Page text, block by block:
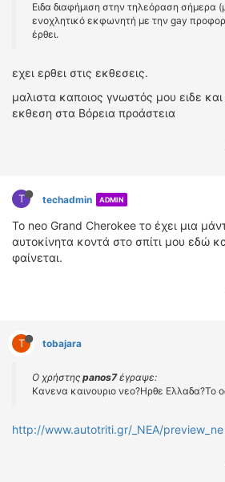
Eιδα διαφήμιση στην τηλεόραση σήμερα
ενοχλητικό εκφωνητή με την gay
έρθει.
εχει ερθει στις εκθεσεις.
μαλιστα καποιος γνωστός μου ειδε
εκθεση στα Βόρεια προάστεια
T techadmin ADMIN
To neo Grand Cherokee το έχει μια
αυτοκίνητα κοντά στο σπίτι μου εδώ
φαίνεται.
T tobajara
Ο χρήστης panos7έγραψε:
Κανενα καινουριο νεο?Ηρθε Ελλαδα?Το
http://www.autotriti.gr/_NEA/preview_ne